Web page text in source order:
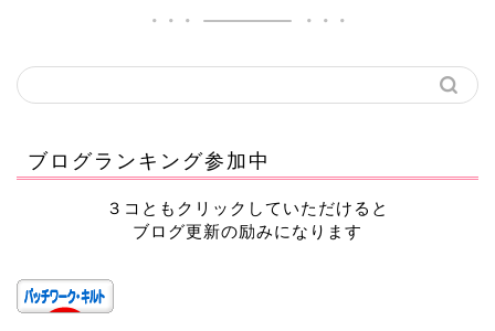
ブログランキング参加中
３コともクリックしていただけると
ブログ更新の励みになります